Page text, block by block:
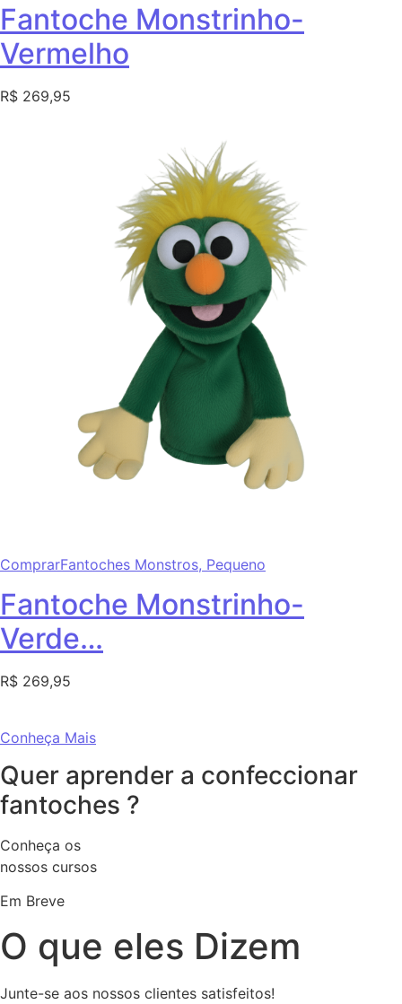
Fantoche Monstrinho-
Vermelho
R$ 269,95
ComprarFantoches Monstros, Pequeno
Fantoche Monstrinho-
Verde…
R$ 269,95
Conheça Mais
Quer aprender a confeccionar
fantoches ?
Conheça os
nossos cursos
Em Breve
O que eles Dizem
Junte-se aos nossos clientes satisfeitos!